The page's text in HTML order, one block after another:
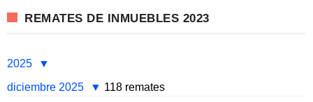
REMATES DE INMUEBLES 2023
2025
diciembre 2025
118 remates